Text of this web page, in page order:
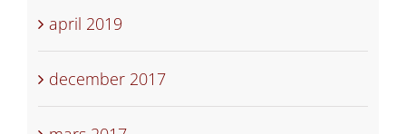
april 2019
december 2017